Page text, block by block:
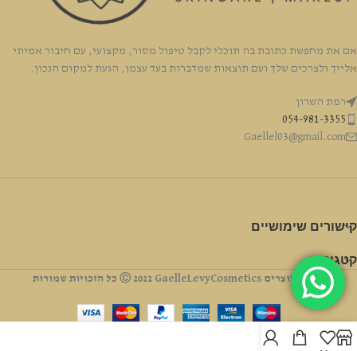
אם את מחפשת כתובת בה תוכלי לקבל טיפול מסור, מקצועי, עם חיבור אמיתי
אלייך ולצרכים שלך ועם תוצאות שמדברות בעד עצמן, הגעת למקום הנכון.
רמת השרון
054-981-3355
Gaellel03@gmail.com
קישורים שימושיים
קטגוריה
זכויות יוצרים Ⓒ 2022 GaelleLevyCosmetics כל הזכויות שמורות